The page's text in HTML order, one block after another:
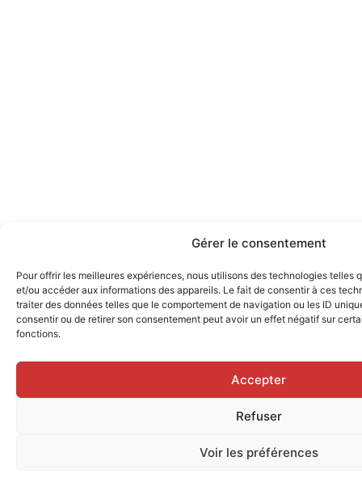
Gérer le consentement
Pour offrir les meilleures expériences, nous utilisons des technologies telles
et/ou accéder aux informations des appareils. Le fait de consentir à ces
traiter des données telles que le comportement de navigation ou les ID
consentir ou de retirer son consentement peut avoir un effet négatif sur
fonctions.
Accepter
Refuser
Voir les préférences